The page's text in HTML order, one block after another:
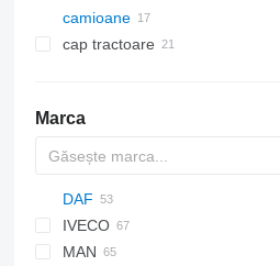
camioane
cap tractoare
Marca
DAF
AS
CF
Transit
IVECO
Daily
NPR
Rio
MAN